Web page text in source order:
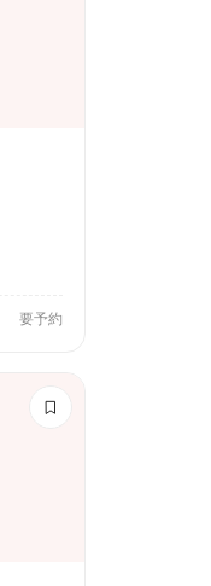
要予約